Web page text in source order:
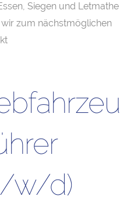
Siegen und Letmathe
zum nächstmöglichen
w/d)